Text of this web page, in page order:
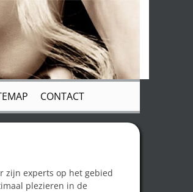
CONTACT
zijn experts op het gebied
plezieren in de